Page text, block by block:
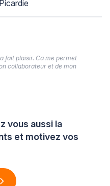
Picardie
vous aussi la
et motivez vos
fait plaisir. Ca me permet
collaborateur et de mon